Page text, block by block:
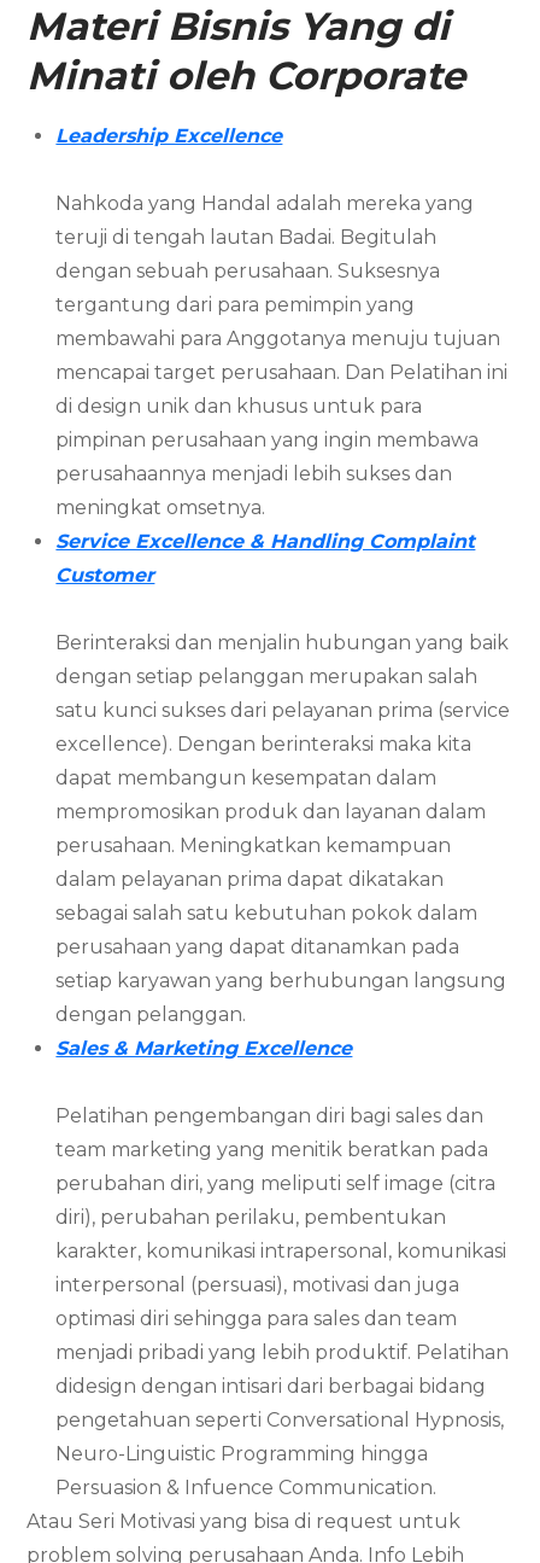
Materi Bisnis Yang di
Minati oleh Corporate
Leadership Excellence
Nahkoda yang Handal adalah mereka yang
teruji di tengah lautan Badai. Begitulah
dengan sebuah perusahaan. Suksesnya
tergantung dari para pemimpin yang
membawahi para Anggotanya menuju tujuan
mencapai target perusahaan. Dan Pelatihan ini
di design unik dan khusus untuk para
pimpinan perusahaan yang ingin membawa
perusahaannya menjadi lebih sukses dan
meningkat omsetnya.
Service Excellence & Handling Complaint
Customer
Berinteraksi dan menjalin hubungan yang baik
dengan setiap pelanggan merupakan salah
satu kunci sukses dari pelayanan prima (service
excellence). Dengan berinteraksi maka kita
dapat membangun kesempatan dalam
mempromosikan produk dan layanan dalam
perusahaan. Meningkatkan kemampuan
dalam pelayanan prima dapat dikatakan
sebagai salah satu kebutuhan pokok dalam
perusahaan yang dapat ditanamkan pada
setiap karyawan yang berhubungan langsung
dengan pelanggan.
Sales & Marketing Excellence
Pelatihan pengembangan diri bagi sales dan
team marketing yang menitik beratkan pada
perubahan diri, yang meliputi self image (citra
diri), perubahan perilaku, pembentukan
karakter, komunikasi intrapersonal, komunikasi
interpersonal (persuasi), motivasi dan juga
optimasi diri sehingga para sales dan team
menjadi pribadi yang lebih produktif. Pelatihan
didesign dengan intisari dari berbagai bidang
pengetahuan seperti Conversational Hypnosis,
Neuro-Linguistic Programming hingga
Persuasion & Infuence Communication.
Atau Seri Motivasi yang bisa di request untuk
problem solving perusahaan Anda. Info Lebih